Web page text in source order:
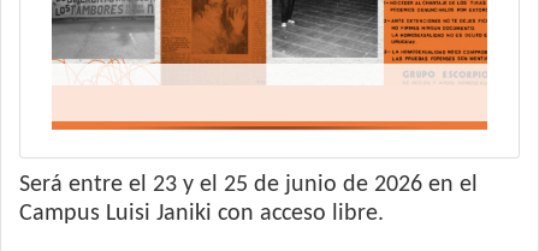
Será entre el 23 y el 25 de junio de 2026 en el
Campus Luisi Janiki con acceso libre.